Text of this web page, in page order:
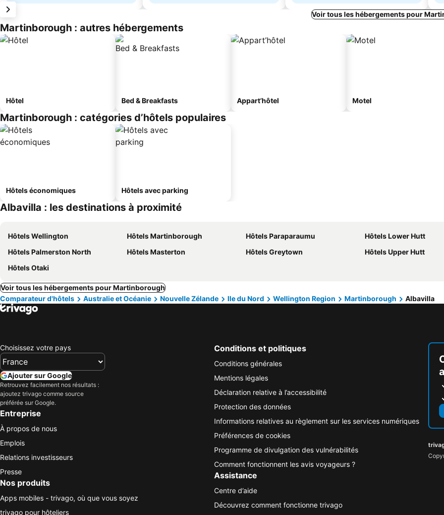
Voir tous les hébergements pour
Martinborough : autres hébergements
Hôtel Bed & Breakfasts Appart’hôtel Motel
Martinborough : catégories d’hôtels populaires
Hôtels économiques Hôtels avec parking
Albavilla : les destinations à proximité
Hôtels Wellington Hôtels Martinborough Hôtels Paraparaumu
Hôtels Lower Hutt
Hôtels Palmerston North
Hôtels Masterton Hôtels Greytown
Hôtels Upper Hutt
Hôtels Otaki
Voir tous les hébergements pour Martinborough
Comparateur d'hôtels
Australie et Océanie Nouvelle Zélande Ile du Nord Wellington Region Martinborough Albavilla
Choisissez votre pays
Ajouter sur Google
Retrouvez facilement nos résultats :
ajoutez trivago comme source
préférée sur Google.
Entreprise
À propos de nous
Emplois
Relations investisseurs
Presse
Nos produits
Apps mobiles - trivago, où que vous soyez
trivago pour hôteliers
Conditions et politiques
Conditions générales
Mentions légales
Déclaration relative à l’accessibilité
Protection des données
Informations relatives au règlement sur les services numériques
Préférences de cookies
Programme de divulgation des vulnérabilités
Comment fonctionnent les avis voyageurs ?
Assistance
Centre d’aide
Découvrez comment fonctionne trivago